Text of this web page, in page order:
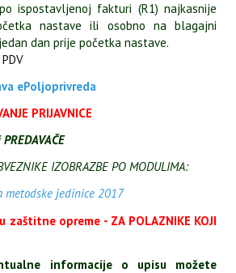
ispostavljenoj fakturi (R1) najkasnije
nastave ili osobno na blagajni
dan prije početka nastave.
ePoljoprivreda
PRIJAVNICE
IZOBRAZBE PO MODULIMA:
metodske jedinice 2017
zaštitne opreme - ZA POLAZNIKE KOJI
informacije o upisu možete